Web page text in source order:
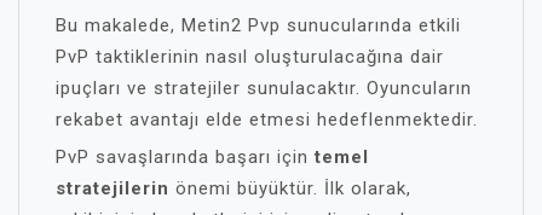
Bu makalede, Metin2 Pvp sunucularında etkili
PvP taktiklerinin nasıl oluşturulacağına dair
ipuçları ve stratejiler sunulacaktır. Oyuncuların
rekabet avantajı elde etmesi hedeflenmektedir.
PvP savaşlarında başarı içintemel
stratejilerin önemi büyüktür. İlk olarak,